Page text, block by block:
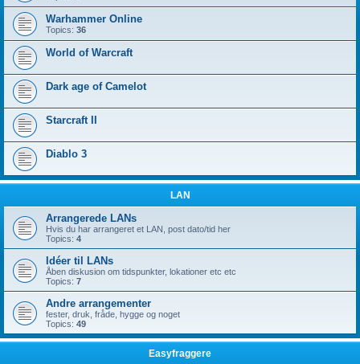
Warhammer Online
Topics: 36
World of Warcraft
Dark age of Camelot
Starcraft II
Diablo 3
LAN
Arrangerede LANs
Hvis du har arrangeret et LAN, post dato/tid her
Topics: 4
Idéer til LANs
Åben diskusion om tidspunkter, lokationer etc etc
Topics: 7
Andre arrangementer
fester, druk, fråde, hygge og noget
Topics: 49
Easyfraggere